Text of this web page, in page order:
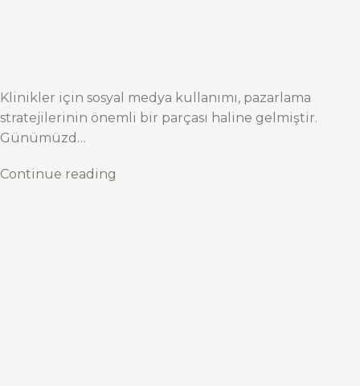
Klinikler için sosyal medya kullanımı, pazarlama
stratejilerinin önemli bir parçası haline gelmiştir.
Günümüzd…
Continue reading